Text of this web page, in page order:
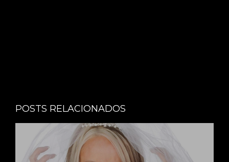
POSTS RELACIONADOS